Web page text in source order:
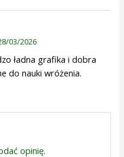
03/2026
ładna grafika i dobra
do nauki wróżenia.
opinię.